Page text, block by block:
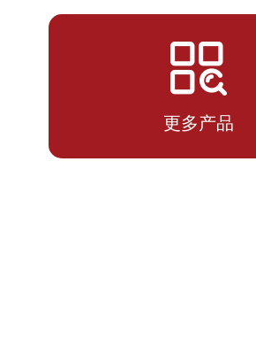
1.0166
更多产品